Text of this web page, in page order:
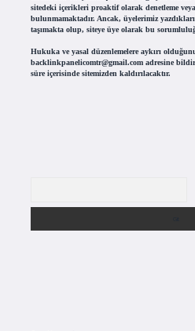
sitedeki içerikleri proaktif olarak denetleme
bulunmamaktadır. Ancak, üyelerimiz
taşımakta olup, siteye üye olarak bu
Hukuka ve yasal düzenlemelere aykırı
backlinkpanelicomtr@gmail.comadresine
süre içerisinde sitemizden kaldırılacaktır.